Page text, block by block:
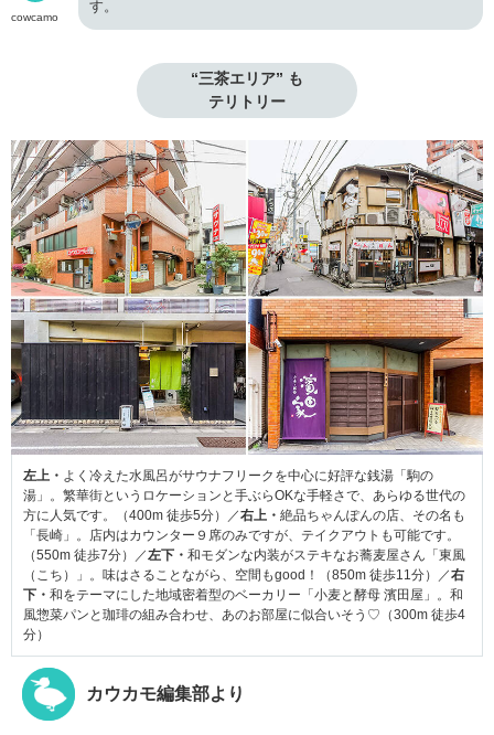
cowcamo
す。
“三茶エリア” も
テリトリー
左上・ よく冷えた水風呂がサウナフリークを中心に好評な銭湯「駒の
湯」。繁華街というロケーションと手ぶらOKな手軽さで、あらゆる世代の
方に人気です。（400m 徒歩5分）／右上・ 絶品ちゃんぽんの店、その名も
「長崎」。店内はカウンター９席のみですが、テイクアウトも可能です。
（550m 徒歩7分）／左下・ 和モダンな内装がステキなお蕎麦屋さん「東風
（こち）」。味はさることながら、空間もgood！（850m 徒歩11分）／右
下・ 和をテーマにした地域密着型のベーカリー「小麦と酵母 濱田屋」。和
風惣菜パンと珈琲の組み合わせ、あのお部屋に似合いそう♡（300m 徒歩4
分）
カウカモ編集部より